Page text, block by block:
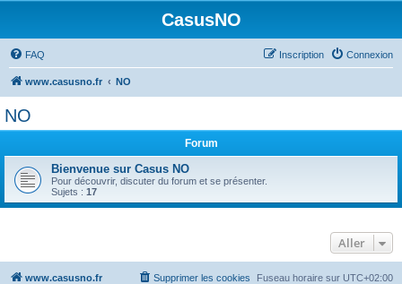
CasusNO
FAQ Connexion
Inscription
www.casusno.fr NO
NO
Forum
Bienvenue sur Casus NO
Pour découvrir, discuter du forum et se présenter.
Sujets : 17
Aller
www.casusno.fr Fuseau horaire sur UTC+02:00
Supprimer les cookies